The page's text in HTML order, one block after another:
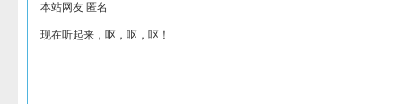
本站网友 匿名
现在听起来，呕，呕，呕！